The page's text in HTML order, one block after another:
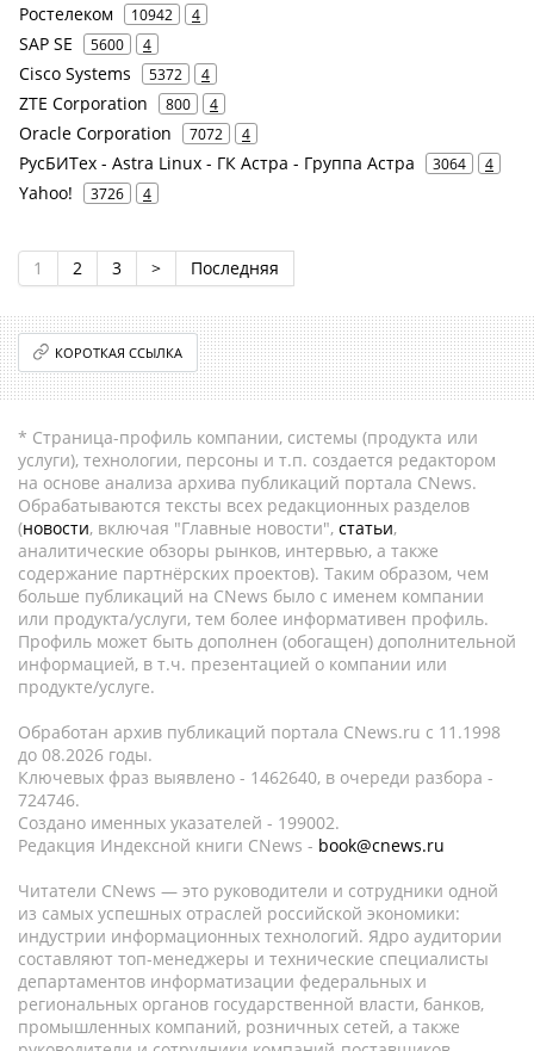
Ростелеком 10942 4
SAP SE 5600 4
Cisco Systems 5372 4
ZTE Corporation 800 4
Oracle Corporation 7072 4
РусБИТех - Astra Linux - ГК Астра - Группа Астра 3064 4
Yahoo! 3726 4
1 2 3 > Последняя
КОРОТКАЯ ССЫЛКА
* Страница-профиль компании, системы (продукта или
услуги), технологии, персоны и т.п. создается редактором
на основе анализа архива публикаций портала CNews.
Обрабатываются тексты всех редакционных разделов
(новости, включая "Главные новости", статьи,
аналитические обзоры рынков, интервью, а также
содержание партнёрских проектов). Таким образом, чем
больше публикаций на CNews было с именем компании
или продукта/услуги, тем более информативен профиль.
Профиль может быть дополнен (обогащен) дополнительной
информацией, в т.ч. презентацией о компании или
продукте/услуге.
Обработан архив публикаций портала CNews.ru c 11.1998
до 08.2026 годы.
Ключевых фраз выявлено - 1462640, в очереди разбора -
724746.
Создано именных указателей - 199002.
Редакция Индексной книги CNews - book@cnews.ru
Читатели CNews — это руководители и сотрудники одной
из самых успешных отраслей российской экономики:
индустрии информационных технологий. Ядро аудитории
составляют топ-менеджеры и технические специалисты
департаментов информатизации федеральных и
региональных органов государственной власти, банков,
промышленных компаний, розничных сетей, а также